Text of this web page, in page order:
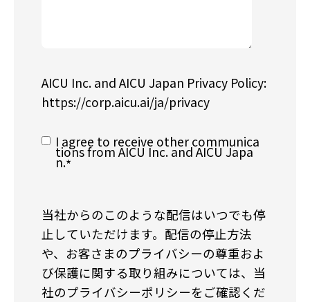
AICU Inc. and AICU Japan Privacy Policy:
https://corp.aicu.ai/ja/privacy
I agree to receive other communica
tions from AICU Inc. and AICU Japa
n.*
当社からのこのような配信はいつでも停
止していただけます。配信の停止方法
や、お客さまのプライバシーの尊重およ
び保護に関する取り組みについては、当
社のプライバシーポリシーをご確認くだ